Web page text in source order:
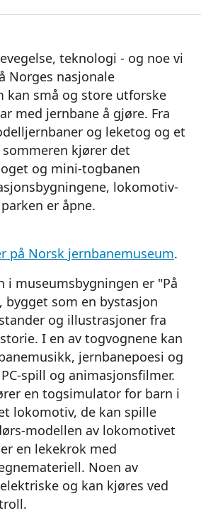
teknologi - og noe vi
Norges nasjonale
kan små og store utforske
med jernbane å gjøre. Fra
og leketog og et
kjører det
og mini-togbanen
lokomotiv-
er åpne.
på Norsk jernbanemuseum.
i museumsbygningen er "På
bygget som en bystasjon
og illustrasjoner fra
I en av togvognene kan
jernbanepoesi og
spill og animasjonsfilmer.
en togsimulator for barn i
lokomotiv, de kan spille
modellen av lokomotivet
en lekekrok med
Noen av
og kan kjøres ved